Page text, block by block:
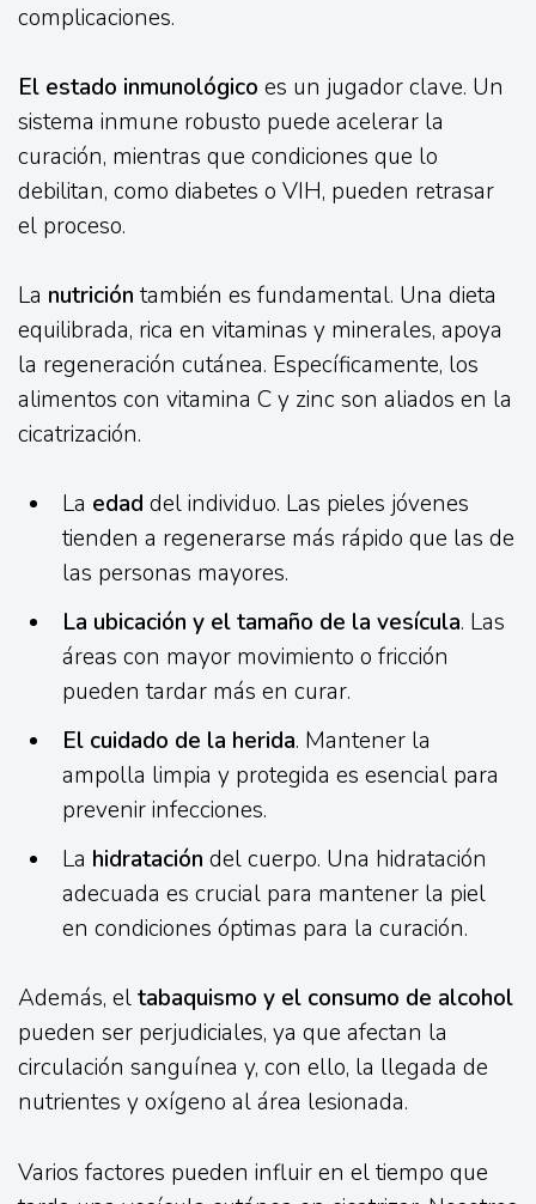
complicaciones.
El estado inmunológico es un jugador clave. Un
sistema inmune robusto puede acelerar la
curación, mientras que condiciones que lo
debilitan, como diabetes o VIH, pueden retrasar
el proceso.
La nutrición también es fundamental. Una dieta
equilibrada, rica en vitaminas y minerales, apoya
la regeneración cutánea. Específicamente, los
alimentos con vitamina C y zinc son aliados en la
cicatrización.
La edad del individuo. Las pieles jóvenes
tienden a regenerarse más rápido que las de
las personas mayores.
La ubicación y el tamaño de la vesícula. Las
áreas con mayor movimiento o fricción
pueden tardar más en curar.
El cuidado de la herida. Mantener la
ampolla limpia y protegida es esencial para
prevenir infecciones.
La hidratación del cuerpo. Una hidratación
adecuada es crucial para mantener la piel
en condiciones óptimas para la curación.
Además, eltabaquismo y el consumo de alcohol
pueden ser perjudiciales, ya que afectan la
circulación sanguínea y, con ello, la llegada de
nutrientes y oxígeno al área lesionada.
Varios factores pueden influir en el tiempo que